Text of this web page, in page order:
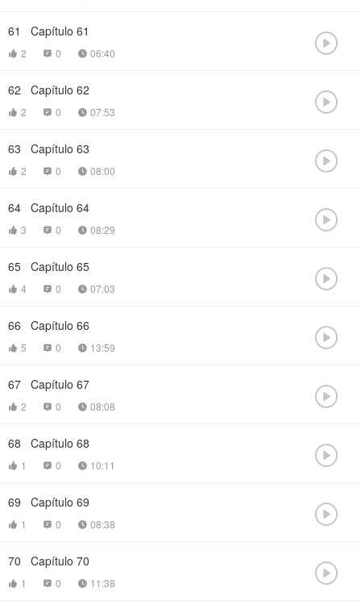
61 Capítulo 61
 2  0  06:40 
62 Capítulo 62
 2  0  07:53 
63 Capítulo 63
 2  0  08:00 
64 Capítulo 64
 3  0  08:29 
65 Capítulo 65
 4  0  07:03 
66 Capítulo 66
 5  0  13:59 
67 Capítulo 67
 2  0  08:08 
68 Capítulo 68
 1  0  10:11 
69 Capítulo 69
 1  0  08:38 
70 Capítulo 70
 1  0  11:38 